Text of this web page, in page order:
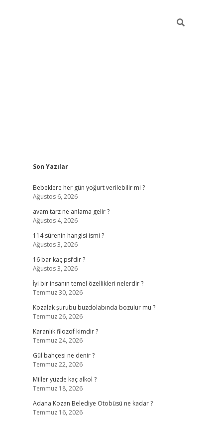
Sidebar
Son Yazılar
Bebeklere her gün yoğurt verilebilir mi ?
Ağustos 6, 2026
avam tarz ne anlama gelir ?
Ağustos 4, 2026
114 sûrenin hangisi ismi ?
Ağustos 3, 2026
16 bar kaç psi’dir ?
Ağustos 3, 2026
İyi bir insanın temel özellikleri nelerdir ?
Temmuz 30, 2026
Kozalak şurubu buzdolabında bozulur mu ?
Temmuz 26, 2026
Karanlık filozof kimdir ?
Temmuz 24, 2026
Gül bahçesi ne denir ?
Temmuz 22, 2026
Miller yüzde kaç alkol ?
Temmuz 18, 2026
Adana Kozan Belediye Otobüsü ne kadar ?
Temmuz 16, 2026